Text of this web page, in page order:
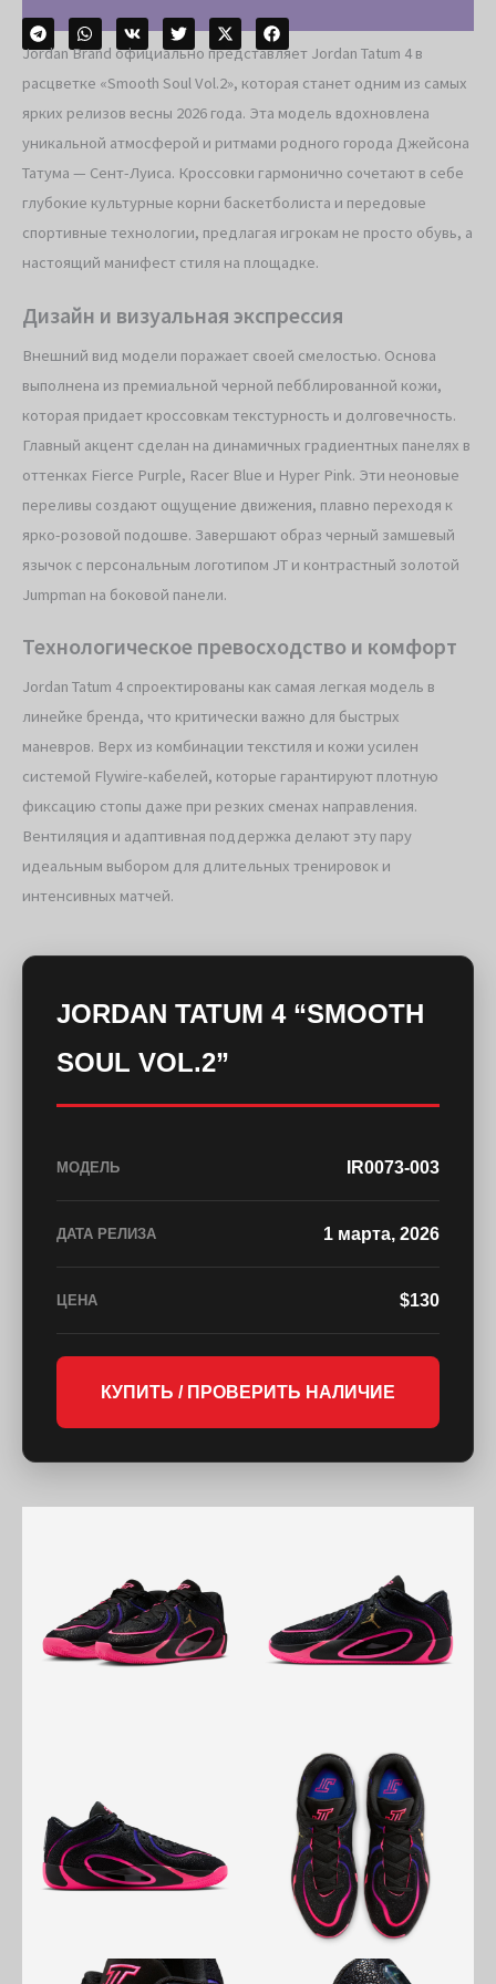
Jordan Brand официально представляет Jordan Tatum 4 в
расцветке «Smooth Soul Vol.2», которая станет одним из самых
ярких релизов весны 2026 года. Эта модель вдохновлена
уникальной атмосферой и ритмами родного города Джейсона
Татума — Сент-Луиса. Кроссовки гармонично сочетают в себе
глубокие культурные корни баскетболиста и передовые
спортивные технологии, предлагая игрокам не просто обувь, а
настоящий манифест стиля на площадке.
Дизайн и визуальная экспрессия
Внешний вид модели поражает своей смелостью. Основа
выполнена из премиальной черной пебблированной кожи,
которая придает кроссовкам текстурность и долговечность.
Главный акцент сделан на динамичных градиентных панелях в
оттенках Fierce Purple, Racer Blue и Hyper Pink. Эти неоновые
переливы создают ощущение движения, плавно переходя к
ярко-розовой подошве. Завершают образ черный замшевый
язычок с персональным логотипом JT и контрастный золотой
Jumpman на боковой панели.
Технологическое превосходство и комфорт
Jordan Tatum 4 спроектированы как самая легкая модель в
линейке бренда, что критически важно для быстрых
маневров. Верх из комбинации текстиля и кожи усилен
системой Flywire-кабелей, которые гарантируют плотную
фиксацию стопы даже при резких сменах направления.
Вентиляция и адаптивная поддержка делают эту пару
идеальным выбором для длительных тренировок и
интенсивных матчей.
JORDAN TATUM 4 “SMOOTH
SOUL VOL.2”
МОДЕЛЬ IR0073-003
ДАТА РЕЛИЗА 1 марта, 2026
ЦЕНА $130
КУПИТЬ / ПРОВЕРИТЬ НАЛИЧИЕ